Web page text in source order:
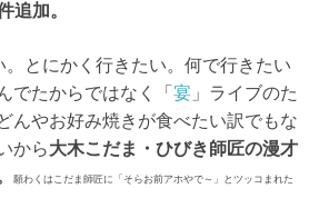
追加。
とにかく行きたい。何で行きたい
でたからではなく「 宴 」ライブのた
んやお好み焼きが食べたい訳でもな
から大木こだま・ひびき師匠の漫才
願わくはこだま師匠に「そらお前アホやで～」とツッコまれた